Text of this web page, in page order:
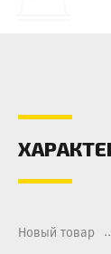
Новый товар